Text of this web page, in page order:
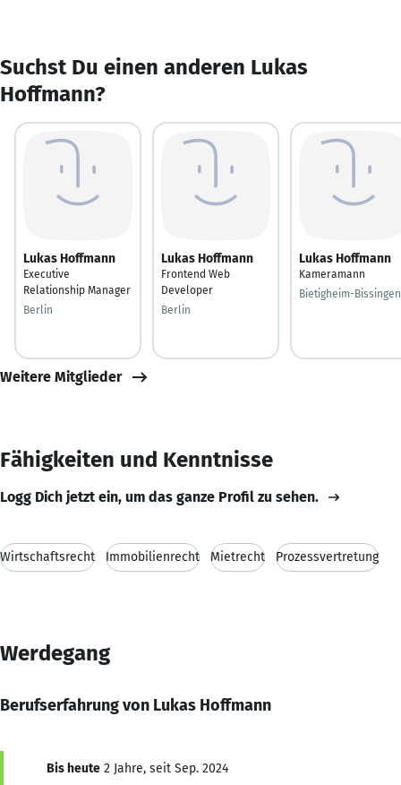
Suchst Du einen anderen Lukas
Hoffmann?
Lukas Hoffmann
Executive
Relationship Manager
Berlin
Lukas Hoffmann
Frontend Web
Developer
Berlin
Lukas Hoffmann
Kameramann
Bietigheim-Bissingen
Weitere Mitglieder
Fähigkeiten und Kenntnisse
Logg Dich jetzt ein, um das ganze Profil zu sehen.
Wirtschaftsrecht Immobilienrecht Mietrecht Prozessvertretung
Werdegang
Berufserfahrung von Lukas Hoffmann
Bis heute 2 Jahre, seit Sep. 2024